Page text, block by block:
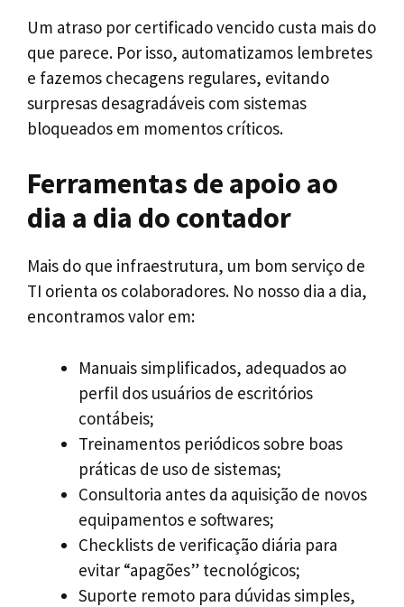
Um atraso por certificado vencido custa mais do
que parece. Por isso, automatizamos lembretes
e fazemos checagens regulares, evitando
surpresas desagradáveis com sistemas
bloqueados em momentos críticos.
Ferramentas de apoio ao
dia a dia do contador
Mais do que infraestrutura, um bom serviço de
TI orienta os colaboradores. No nosso dia a dia,
encontramos valor em:
Manuais simplificados, adequados ao
perfil dos usuários de escritórios
contábeis;
Treinamentos periódicos sobre boas
práticas de uso de sistemas;
Consultoria antes da aquisição de novos
equipamentos e softwares;
Checklists de verificação diária para
evitar “apagões” tecnológicos;
Suporte remoto para dúvidas simples,